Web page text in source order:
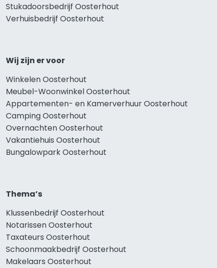
Stukadoorsbedrijf Oosterhout
Verhuisbedrijf Oosterhout
Wij zijn er voor
Winkelen Oosterhout
Meubel-Woonwinkel Oosterhout
Appartementen- en Kamerverhuur Oosterhout
Camping Oosterhout
Overnachten Oosterhout
Vakantiehuis Oosterhout
Bungalowpark Oosterhout
Thema’s
Klussenbedrijf Oosterhout
Notarissen Oosterhout
Taxateurs Oosterhout
Schoonmaakbedrijf Oosterhout
Makelaars Oosterhout